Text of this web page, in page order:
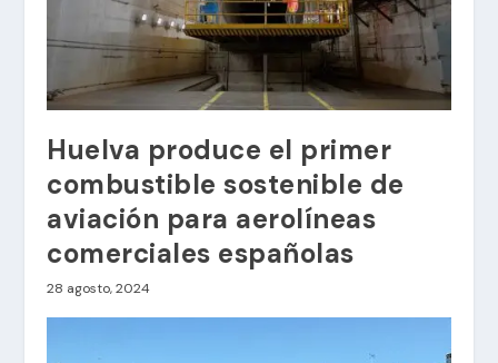
Huelva produce el primer
combustible sostenible de
aviación para aerolíneas
comerciales españolas
28 agosto, 2024